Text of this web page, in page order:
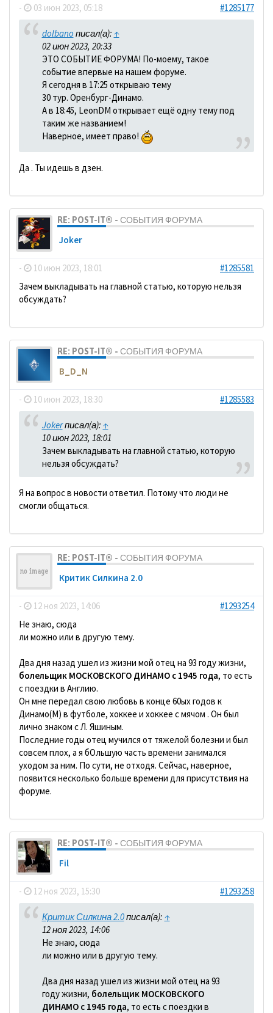
- 03 июн 2023, 05:18 #1285177
dolbano писал(а): ↑
02 июн 2023, 20:33
ЭТО СОБЫТИЕ ФОРУМА! По-моему, такое
событие впервые на нашем форуме.
Я сегодня в 17:25 открываю тему
30 тур. Оренбург-Динамо.
А в 18:45, LeonDM открывает ещё одну тему под
таким же названием!
Наверное, имеет право!
Да . Ты идешь в дзен.
RE: POST-IT® - СОБЫТИЯ ФОРУМА
Joker
- 10 июн 2023, 18:01
#1285581
Зачем выкладывать на главной статью, которую нельзя
обсуждать?
RE: POST-IT® - СОБЫТИЯ ФОРУМА
B_D_N
- 10 июн 2023, 18:30 #1285583
Jokerписал(а): ↑
10 июн 2023, 18:01
Зачем выкладывать на главной статью, которую
нельзя обсуждать?
Я на вопрос в новости ответил. Потому что люди не
смогли общаться.
RE: POST-IT® - СОБЫТИЯ ФОРУМА
Критик Силкина 2.0
- 12 ноя 2023, 14:06
#1293254
Не знаю, сюда
ли можно или в другую тему.
Два дня назад ушел из жизни мой отец на 93 году жизни,
болельщик МОСКОВСКОГО ДИНАМО с 1945 года, то есть
с поездки в Англию.
Он мне передал свою любовь в конце 60ых годов к
Динамо(М) в футболе, хоккее и хоккее с мячом . Он был
лично знаком с Л. Яшиным.
Последние годы отец мучился от тяжелой болезни и был
совсем плох, а я бОльшую часть времени занимался
уходом за ним. По сути, не отходя. Сейчас, наверное,
появится несколько больше времени для присутствия на
форуме.
RE: POST-IT® - СОБЫТИЯ ФОРУМА
Fil
- 12 ноя 2023, 15:30 #1293258
Критик Силкина 2.0писал(а): ↑
12 ноя 2023, 14:06
Не знаю, сюда
ли можно или в другую тему.
Два дня назад ушел из жизни мой отец на 93
году жизни, болельщик МОСКОВСКОГО
ДИНАМО с 1945 года, то есть с поездки в